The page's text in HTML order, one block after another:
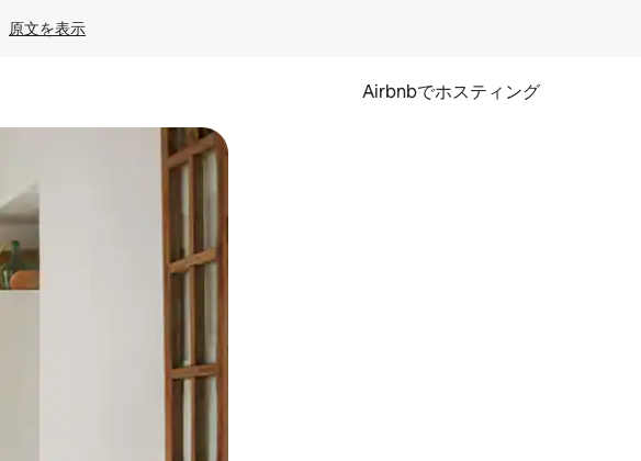
原文を表示
Airbnbでホスティング